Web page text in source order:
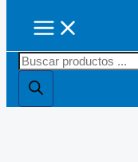
Búsqueda
de
productos